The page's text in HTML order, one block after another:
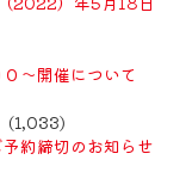
～開催について
(1,033)
約締切のお知らせ